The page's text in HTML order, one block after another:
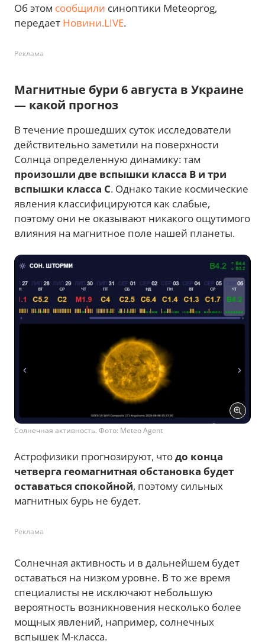
Об этом сообщили синоптики Meteoprog,
передает Новини.LIVE.
Реклама
Магнитные бури 6 августа в Украине
— какой прогноз
В течение прошедших суток исследователи
действительно заметили на поверхности
Солнца определенную динамику: там
произошли две вспышки класса В и три
вспышки класса С. Однако такие космические
явления классифицируются как слабые,
поэтому они не оказывают никакого ощутимого
влияния на магнитное поле нашей планеты.
Солнечная активность. Фото: Meteo Agent
Астрофизики прогнозируют, чтодо конца
четверга геомагнитная обстановка будет
оставаться спокойной, поэтому сильных
магнитных бурь не будет.
Реклама
Солнечная активность и в дальнейшем будет
оставаться на низком уровне. В то же время
специалисты не исключают небольшую
вероятность возникновения несколько более
мощных явлений, например, солнечных
вспышек М-класса.